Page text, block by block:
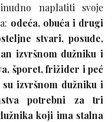
naplatiti svoje
odeća, obuća i drugi
stvari, posuđe,
izvršnom dužniku i
šporet, frižider i peć
izvršnom dužniku i
potrebni za tri
koji ima stalna